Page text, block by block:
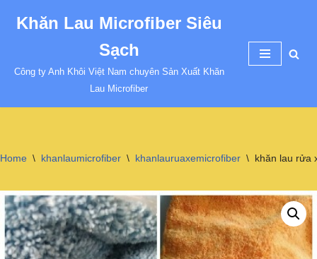
nội
Khăn Lau Microfiber Siêu
Sạch
Công ty Anh Khôi Việt Nam chuyên Sản Xuất Khăn
Lau Microfiber
Home \ khanlaumicrofiber \ khanlauruaxemicrofiber \ khăn lau rửa